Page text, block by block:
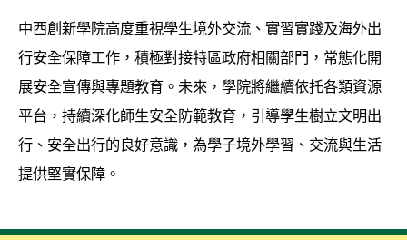
中西創新學院高度重視學生境外交流、實習實踐及海外出
行安全保障工作，積極對接特區政府相關部門，常態化開
展安全宣傳與專題教育。未來，學院將繼續依托各類資源
平台，持續深化師生安全防範教育，引導學生樹立文明出
行、安全出行的良好意識，為學子境外學習、交流與生活
提供堅實保障。